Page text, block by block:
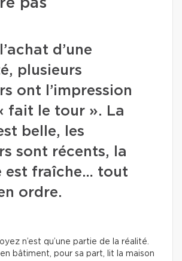
d’une
plusieurs
ont l’impression
fait le tour ». La
belle, les
sont récents, la
est fraîche… tout
ordre.
n’est qu’une partie de la réalité.
bâtiment, pour sa part, lit la maison